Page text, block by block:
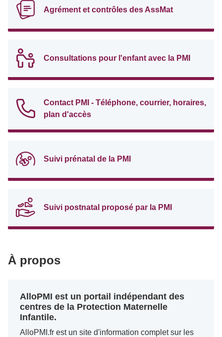
Agrément et contrôles des AssMat
Consultations pour l'enfant avec la PMI
Contact PMI - Téléphone, courrier, horaires,
plan d'accès
Suivi prénatal de la PMI
Suivi postnatal proposé par la PMI
À propos
AlloPMI est un portail indépendant des
centres de la Protection Maternelle
Infantile.
AlloPMI.fr est un site d'information complet sur les